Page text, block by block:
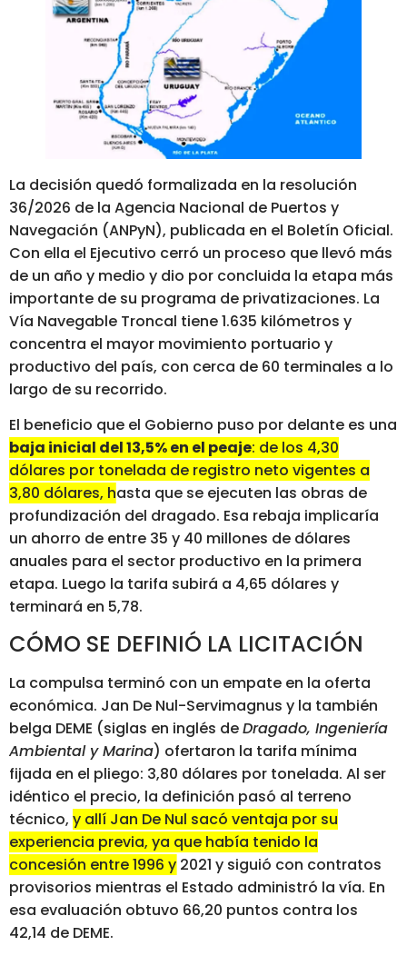
La decisión quedó formalizada en la resolución
36/2026 de la Agencia Nacional de Puertos y
Navegación (ANPyN), publicada en el Boletín Oficial.
Con ella el Ejecutivo cerró un proceso que llevó más
de un año y medio y dio por concluida la etapa más
importante de su programa de privatizaciones. La
Vía Navegable Troncal tiene 1.635 kilómetros y
concentra el mayor movimiento portuario y
productivo del país, con cerca de 60 terminales a lo
largo de su recorrido.
El beneficio que el Gobierno puso por delante es una
baja inicial del 13,5% en el peaje: de los 4,30
dólares por tonelada de registro neto vigentes a
3,80 dólares, hasta que se ejecuten las obras de
profundización del dragado. Esa rebaja implicaría
un ahorro de entre 35 y 40 millones de dólares
anuales para el sector productivo en la primera
etapa. Luego la tarifa subirá a 4,65 dólares y
terminará en 5,78.
CÓMO SE DEFINIÓ LA LICITACIÓN
La compulsa terminó con un empate en la oferta
económica. Jan De Nul-Servimagnus y la también
belga DEME (siglas en inglés deDragado, Ingeniería
Ambiental y Marina) ofertaron la tarifa mínima
fijada en el pliego: 3,80 dólares por tonelada. Al ser
idéntico el precio, la definición pasó al terreno
técnico, y allí Jan De Nul sacó ventaja por su
experiencia previa, ya que había tenido la
concesión entre 1996 y 2021 y siguió con contratos
provisorios mientras el Estado administró la vía. En
esa evaluación obtuvo 66,20 puntos contra los
42,14 de DEME.